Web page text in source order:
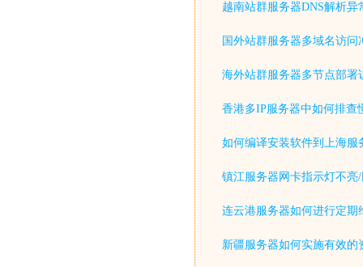
越南站群服务器DNS解析异
国外站群服务器多域名访问
海外站群服务器多节点部署
香港多IP服务器中如何排查
如何编译安装软件到上海服
镇江服务器网卡指示灯不亮
连云港服务器如何进行定期
新疆服务器如何实施有效的